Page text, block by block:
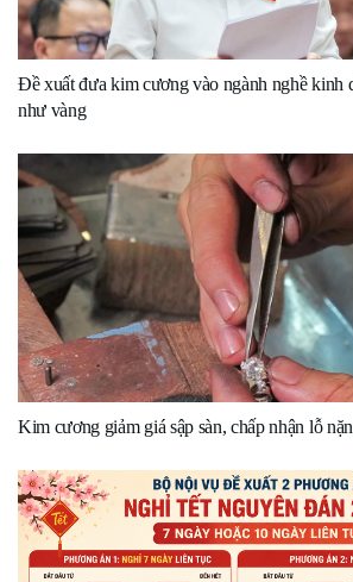
Đề xuất đưa kim cương vào ngành nghề kinh
như vàng
Kim cương giảm giá sập sàn, chấp nhận lỗ